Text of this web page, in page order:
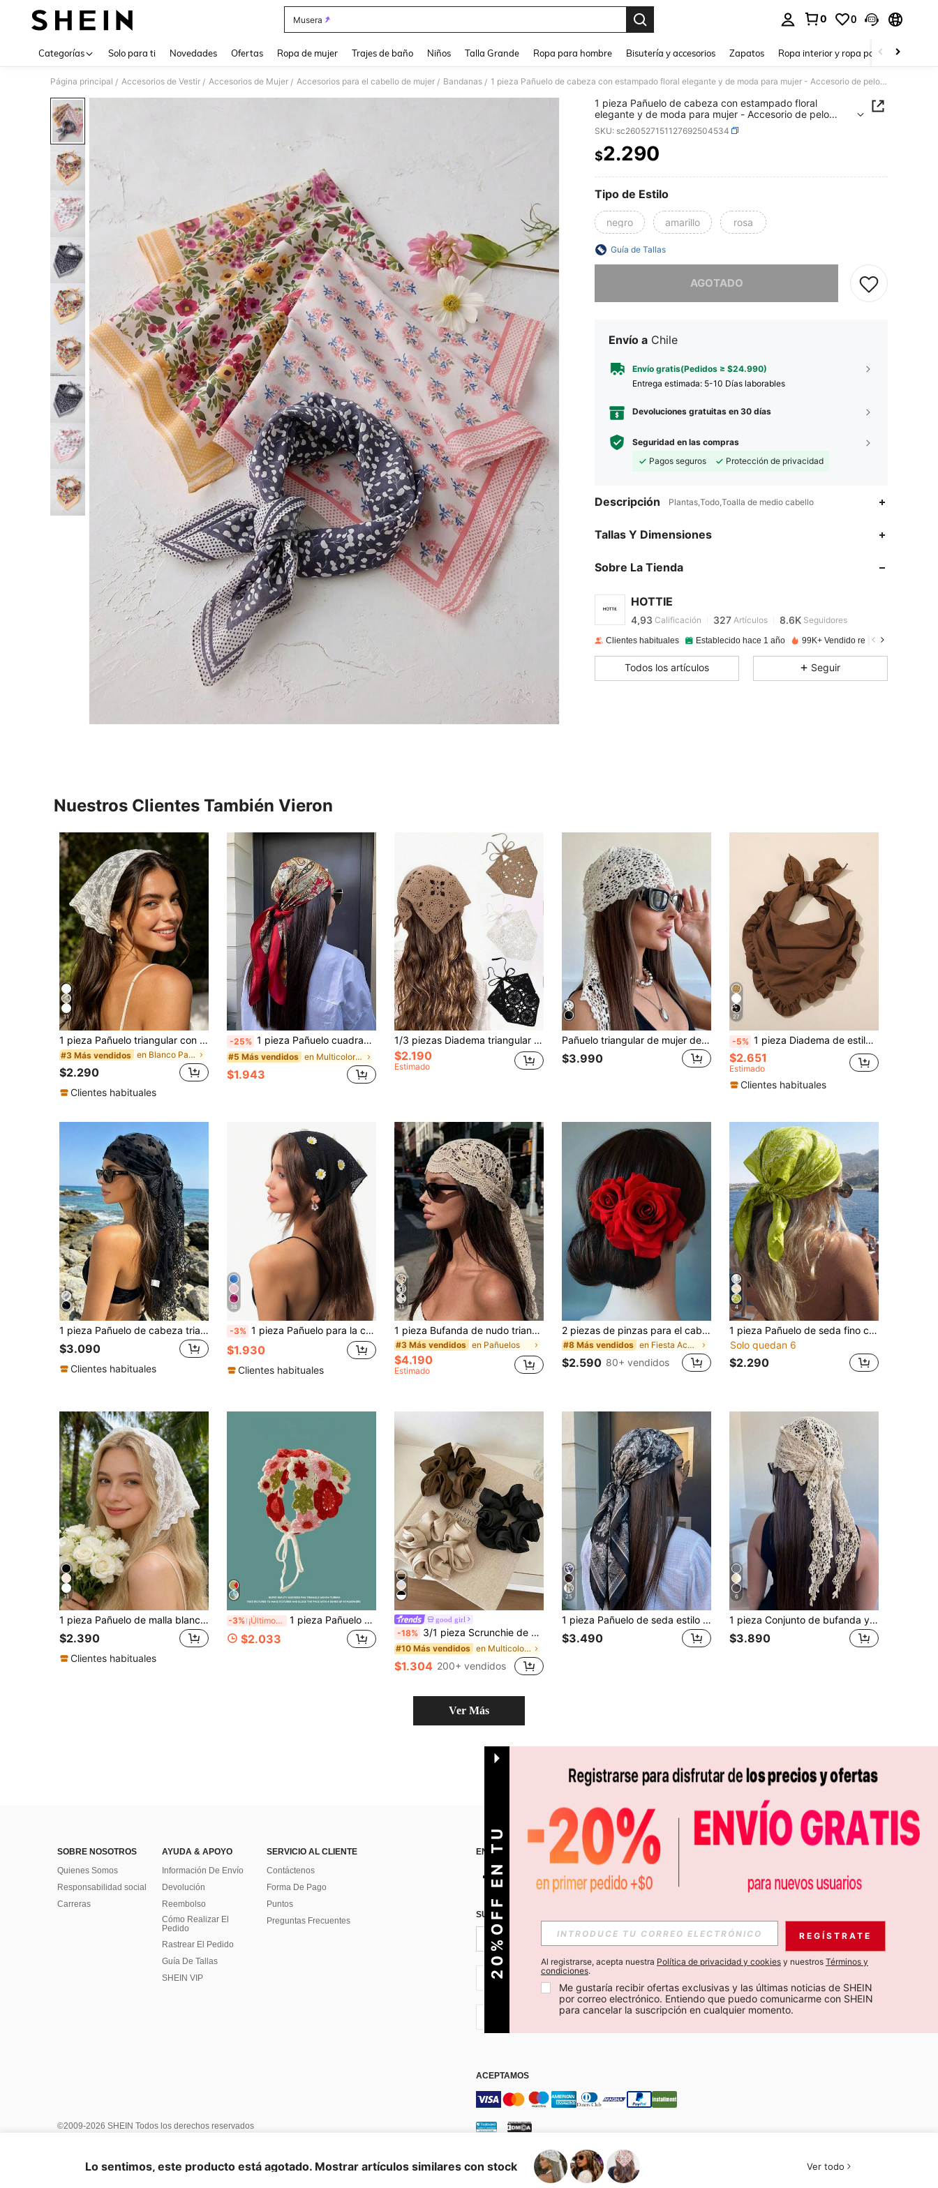
Musera
0 0
Categorías Solo para ti Novedades Ofertas Ropa de mujer Trajes de baño Niños Talla Grande Ropa para hombre Bisutería y accesorios Zapatos Ropa interior y ropa para dormir
Página principal / Accesorios de Vestir / Accesorios de Mujer / Accesorios para el cabello de mujer / Bandanas / 1 pieza Pañuelo de cabeza con estampado floral elegante y de moda para mujer - Accesorio de pelo versátil tipo diadema, hecho de poliéster, adecuado para looks diarios con estilo
1 pieza Pañuelo de cabeza con estampado floral
elegante y de moda para mujer - Accesorio de pelo
versátil tipo diadema, hecho de poliéster, adecuado
para looks diarios con estilo
SKU: sc260527151127692504534
PRICE AND AVAILABILITY
$2.290
Tipo de Estilo
negro amarillo rosa
Guía de Tallas
AGOTADO
Envío a Chile
Envío gratis(Pedidos ≥ $24.990)
Entrega estimada: 5-10 Días laborables
Devoluciones gratuitas en 30 días
Seguridad en las compras
Pagos seguros
Protección de privacidad
Descripción Plantas,Todo,Toalla de medio cabello
Tallas Y Dimensiones
Sobre La Tienda
HOTTIE
4,93
4,93 Calificación 327 Artículos 8.6K Seguidores
4,93
4,93 8.6K
4,93 8.6K
Clientes habituales Establecido hace 1 año 99K+ Vendido recientemente
Todos los artículos Seguir
Nuestros Clientes También Vieron
11
1 pieza Pañuelo triangular con ribete de encaje floral bohemio de moda, accesorio para mujer, pañuelos para vacaciones
#3 Más vendidos en Blanco Pañuelos
$2.290
Clientes habituales
-25% 1 pieza Pañuelo cuadrado de satén de seda sintética con estampado floral de estilo bohemio, nuevo pañuelo/chal de mujer con patrón floral elegante, pañuelo versátil y transpirable
#5 Más vendidos en Multicolor Pañuelos
$1.943
1/3 piezas Diadema triangular floral de ganchillo, adecuada para accesorios de cabello de verano para niñas, pañuelo de playa, aplicable para viajes, vacaciones
$2.190
Estimado
Pañuelo triangular de mujer de encaje francés calado con estampado floral de punto, diadema, pañuelo para la cabeza, accesorio para el cabello, diadema decorativa multifuncional
$3.990
27
-5% 1 pieza Diadema de estilo bohemio, accesorio para el cabello de otoño/invierno, adecuado para el atuendo de vacaciones de verano de las mujeres, pañuelo bohemio, accesorios, festival, fiesta
$2.651
Estimado
Clientes habituales
1 pieza Pañuelo de cabeza triangular de encaje estilo bohemio, pañuelo de malla retro francés, accesorio decorativo para el cabello de vacaciones en la playa
$3.090
Clientes habituales
38
-3% 1 pieza Pañuelo para la cabeza con bordado floral original y volantes para mujer, decoración de margarita, adecuado para uso diario y vacaciones de verano, accesorios para el cabello, diadema de playa, pañuelos para mujer
$1.930
Clientes habituales
11
1 pieza Bufanda de nudo triangular de encaje floral de ganchillo de unicolor, prenda exterior fina para mujer, adorno de cuello decorativo elegante para primavera/verano, minimalista
#3 Más vendidos en Pañuelos
$4.190
Estimado
2 piezas de pinzas para el cabello con flores de rosa artificiales, moda romántica y dulce, decoración esencial para vacaciones, parejas, fiestas y bailes de graduación
#8 Más vendidos en Fiesta Accesorios para el cabello de las mujere
$2.590 80+ vendidos
4
1 pieza Pañuelo de seda fino con estampado paisley vintage francés de 70*70 para mujeres, pañuelo para la cabeza; pañuelo cuadrado multifuncional, pañuelo triangular; pañuelo de cuello para protección solar en viajes, cinturón de pañuelo de seda; exquisito, de moda, versátil, elegante; estilo vintage elegante; adecuado para uso diario, fiestas de vacaciones, eventos, viajes de vacaciones, playa; regalo para fiesta de festival de niñas
Solo quedan 6
$2.290
11
1 pieza Pañuelo de malla blanca con patrón floral de moda, Diadema dulce para playa y resort, Accesorio para el cabello de mujer para boda y fiesta, Elegante para mujer
$2.390
Clientes habituales
-3% ¡Últimos 3 días 1 pieza Pañuelo de estilo pastoral tejido, flor, diadema de lana, triángulo, diadema simple y versátil, diadema, accesorios para el cabello para mujeres
$2.033
good girl
-18% 3/1 pieza Scrunchie de cabello versátil y de moda para mujer en color champán, negro y marrón, para bañarse, lavarse la cara y combinar con atuendos
#10 Más vendidos en Multicolor Scrunchies
$1.304 200+ vendidos
25
1 pieza Pañuelo de seda estilo bohemio vintage con estampado paisley y flores pequeñas, chal ligero y transpirable para uso casual al aire libre en primavera/verano
$3.490
6
1 pieza Conjunto de bufanda y pañuelo de encaje floral para mujer, ligero y transpirable, adecuado para playa, casual, fiesta y ocasiones formales, bufanda cuadrada de mujer para atuendo de verano, diadema de playa, accesorio para el cabello de verano, diadema de playa, pañuelos de playa, bufanda de vacaciones, regalo
$3.890
Ver Más
SOBRE NOSOTROS
Quienes Somos
Responsabilidad social
Carreras
AYUDA & APOYO
Información De Envío
Devolución
Reembolso
Cómo Realizar El
Pedido
Rastrear El Pedido
Guía De Tallas
SHEIN VIP
SERVICIO AL CLIENTE
Contáctenos
Forma De Pago
Puntos
Preguntas Frecuentes
ENCUÉNTRANOS EN APP
SUSCRÍBETE PARA RECIBIR OFERTAS EXCLUSIVAS, PROMOCIONES Y NOTICIAS DE SHEIN
Suscribir
CL + 56
ACEPTAMOS
©2009-2026 SHEIN Todos los derechos reservados
United States
Lo sentimos, este producto está agotado. Mostrar artículos similares con stock Ver todo
2
0
%
O
F
F
E
N
T
U
P
R
I
M
E
R
P
E
D
I
D REGÍSTRATE
Al registrarse, acepta nuestra Política de privacidad y cookies y nuestros Términos y
condiciones.
Me gustaría recibir ofertas exclusivas y las últimas noticias de SHEIN
por correo electrónico. Entiendo que puedo comunicarme con SHEIN
para cancelar la suscripción en cualquier momento.